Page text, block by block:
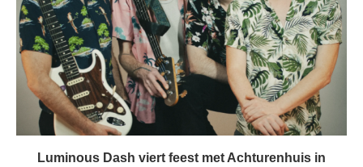
Luminous Dash viert feest met Achturenhuis in